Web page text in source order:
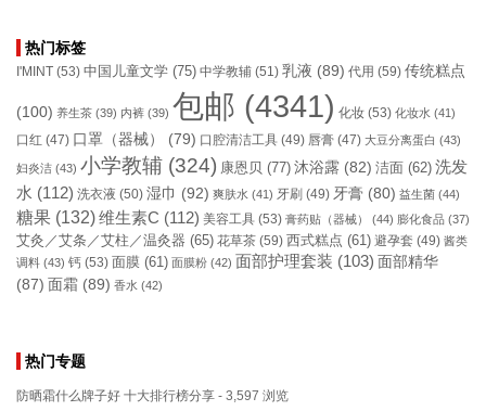
热门标签
I'MINT (53) 中国儿童文学 (75) 中学教辅 (51) 乳液 (89) 代用 (59) 传统糕点
(100) 养生茶 (39) 内裤 (39) 包邮 (4341) 化妆 (53) 化妆水 (41)
口红 (47) 口罩（器械） (79) 口腔清洁工具 (49) 唇膏 (47) 大豆分离蛋白 (43)
妇炎洁 (43) 小学教辅 (324) 康恩贝 (77) 沐浴露 (82) 洁面 (62) 洗发
水 (112) 洗衣液 (50) 湿巾 (92) 爽肤水 (41) 牙刷 (49) 牙膏 (80) 益生菌 (44)
糖果 (132)维生素C (112) 美容工具 (53) 膏药贴（器械） (44) 膨化食品 (37)
艾灸／艾条／艾柱／温灸器 (65) 花草茶 (59) 西式糕点 (61) 避孕套 (49) 酱类
调料 (43) 钙 (53) 面膜 (61) 面膜粉 (42) 面部护理套装 (103) 面部精华
(87) 面霜 (89) 香水 (42)
热门专题
防晒霜什么牌子好 十大排行榜分享 - 3,597 浏览